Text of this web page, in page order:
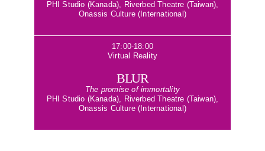
PHI Studio (Kanada), Riverbed Theatre (Taiwan),
Onassis Culture (International)
17:00-18:00
Virtual Reality
BLUR
The promise of immortality
PHI Studio (Kanada), Riverbed Theatre (Taiwan),
Onassis Culture (International)